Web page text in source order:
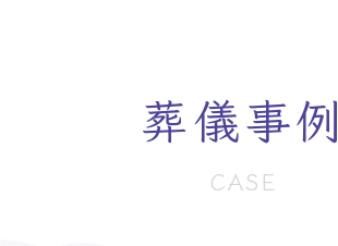
葬儀事例
CASE